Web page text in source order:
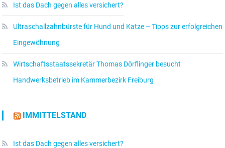
Ist das Dach gegen alles versichert?
Ultraschallzahnbürste für Hund und Katze – Tipps zur erfolgreichen
Eingewöhnung
Wirtschaftsstaatssekretär Thomas Dörflinger besucht
Handwerksbetrieb im Kammerbezirk Freiburg
IMMITTELSTAND
Ist das Dach gegen alles versichert?